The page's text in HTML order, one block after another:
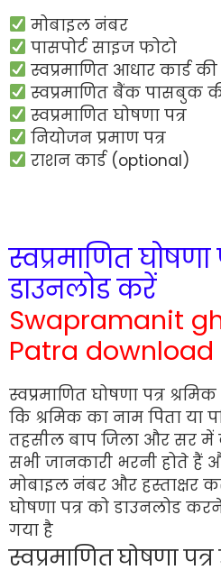
मोबाइल नंबर
पासपोर्ट साइज फोटो
स्वप्रमाणित आधार कार्ड की
स्वप्रमाणित बैंक पासबुक
स्वप्रमाणित घोषणा पत्र
नियोजन प्रमाण पत्र
राशन कार्ड (optional)
स्वप्रमाणित
डाउनलोड करें
Swapramanit
Patra
स्वप्रमाणित घोषणा पत्र
कि श्रमिक का नाम पिता या
तहसील बाप जिला और सर में
सभी जानकारी भरनी होते हैं
मोबाइल नंबर और हस्ताक्षर
घोषणा पत्र को डाउनलोड
गया है
स्वप्रमाणित घोषणा